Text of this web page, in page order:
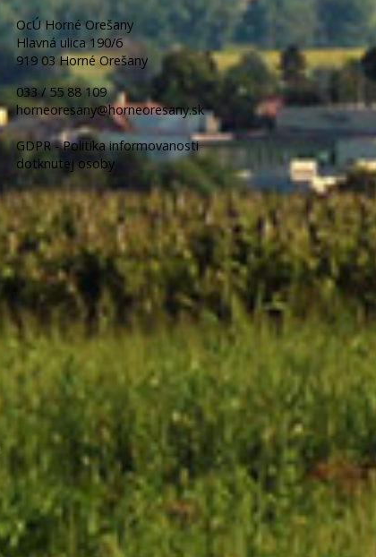
OcÚ Horné Orešany
Hlavná ulica 190/6
919 03 Horné Orešany
033 / 55 88 109
horneoresany@horneoresany.sk
GDPR - Politika informovanosti
dotknutej osoby